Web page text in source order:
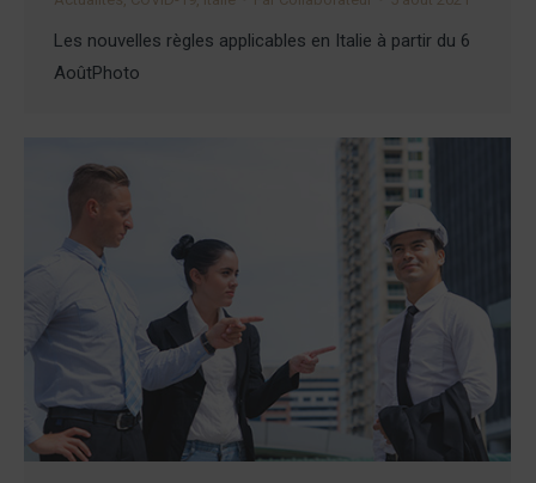
Les nouvelles règles applicables en Italie à partir du 6
AoûtPhoto